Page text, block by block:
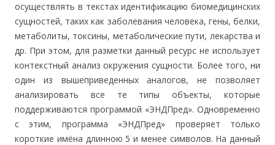
осуществлять в текстах идентификацию биомедицинских
сущностей, таких как заболевания человека, гены, белки,
метаболиты, токсины, метаболические пути, лекарства и
др. При этом, для разметки данный ресурс не использует
контекстный анализ окружения сущности. Более того, ни
один из вышеприведенных аналогов, не позволяет
анализировать все те типы объекты, которые
поддерживаются программой «ЭНДПред». Одновременно
с этим, программа «ЭНДПред» проверяет только
короткие имёна длинною 5 и менее символов. На данный